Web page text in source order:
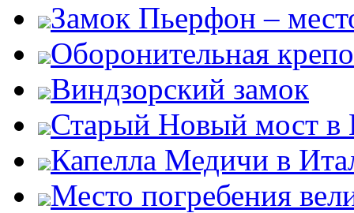
Замок Пьерфон –
Оборонительная
Виндзорский замок
Старый Новый мост в
Капелла Медичи в
Место погребения